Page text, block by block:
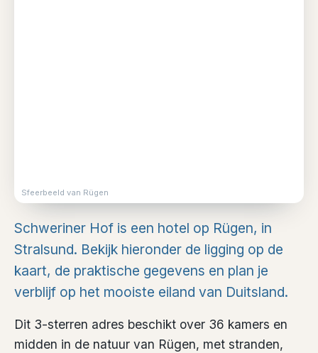
Sfeerbeeld van Rügen
Schweriner Hof is een hotel op Rügen, in
Stralsund. Bekijk hieronder de ligging op de
kaart, de praktische gegevens en plan je
verblijf op het mooiste eiland van Duitsland.
Dit 3-sterren adres beschikt over 36 kamers en
midden in de natuur van Rügen, met stranden,